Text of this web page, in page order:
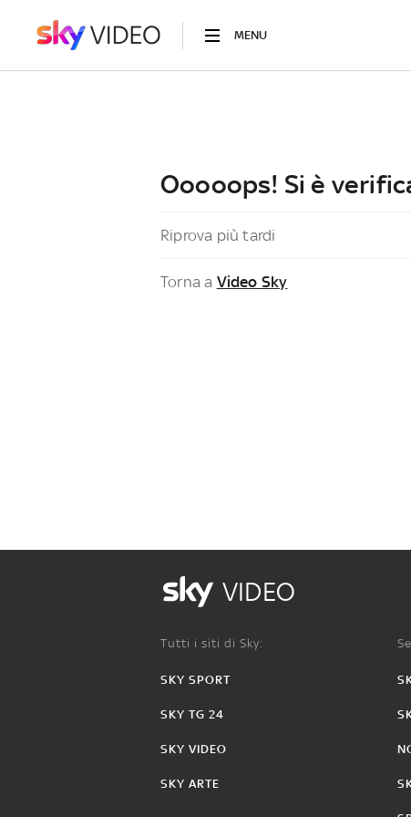
MENU
Ooooops! Si è
Riprova più tardi
Torna a Video Sky
VIDEO
Tutti i siti di Sky:
SKY SPORT
SKY TG 24
SKY VIDEO
SKY ARTE